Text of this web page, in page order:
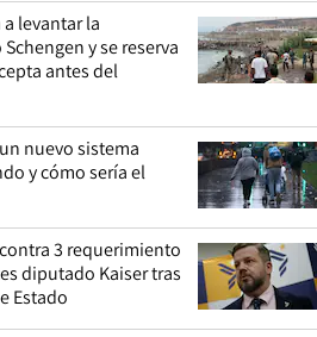
levantar la
y se reserva
antes del
nuevo sistema
y cómo sería el
3 requerimiento
diputado Kaiser tras
Estado